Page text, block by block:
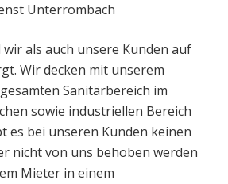
Unterrombach
als auch unsere Kunden auf
Wir decken mit unserem
Sanitärbereich im
sowie industriellen Bereich
es bei unseren Kunden keinen
nicht von uns behoben werden
Mieter in einem